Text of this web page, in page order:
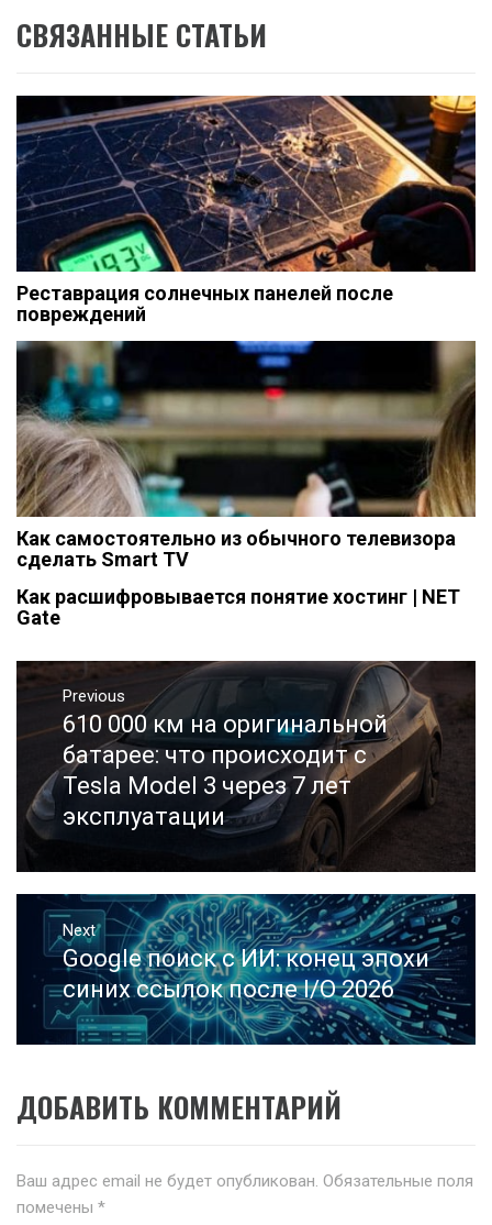
СВЯЗАННЫЕ СТАТЬИ
Реставрация солнечных панелей после
повреждений
Как самостоятельно из обычного телевизора
сделать Smart TV
Как расшифровывается понятие хостинг | NET
Gate
Навигация
по
записям
Previous
Previous
post:
610 000 км на оригинальной
батарее: что происходит с
Tesla Model 3 через 7 лет
эксплуатации
Next
Next
post:
Google поиск с ИИ: конец эпохи
синих ссылок после I/O 2026
ДОБАВИТЬ КОММЕНТАРИЙ
Ваш адрес email не будет опубликован. Обязательные поля
помечены *